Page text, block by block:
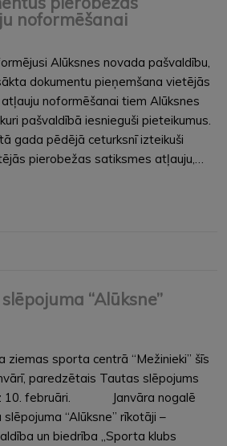
noformēšanai
Alūksnes novada pašvaldību,
dokumentu pieņemšana vietējās
noformēšanai tiem Alūksnes
pašvaldībā iesnieguši pieteikumus.
gada pēdējā ceturksnī izteikuši
pierobežas satiksmes atļauju,…
“Alūksne”
sporta centrā “Mežinieki” šīs
paredzētais Tautas slēpojums
uz 10. februāri. Janvāra nogalē
“Alūksne” rīkotāji –
un biedrība „Sporta klubs